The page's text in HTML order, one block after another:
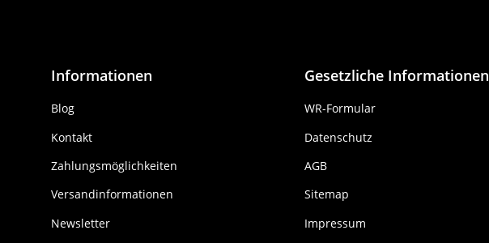
Informationen
Blog
Kontakt
Zahlungsmöglichkeiten
Versandinformationen
Newsletter
Gesetzliche Informationen
WR-Formular
Datenschutz
AGB
Sitemap
Impressum